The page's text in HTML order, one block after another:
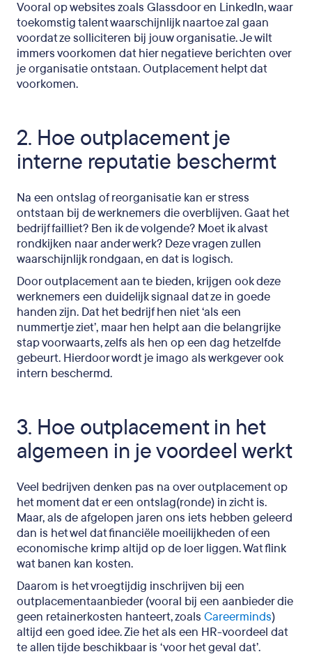
Vooral op websites zoals Glassdoor en LinkedIn, waar
toekomstig talent waarschijnlijk naartoe zal gaan
voordat ze solliciteren bij jouw organisatie. Je wilt
immers voorkomen dat hier negatieve berichten over
je organisatie ontstaan. Outplacement helpt dat
voorkomen.
2. Hoe outplacement je
interne reputatie beschermt
Na een ontslag of reorganisatie kan er stress
ontstaan bij de werknemers die overblijven. Gaat het
bedrijf failliet? Ben ik de volgende? Moet ik alvast
rondkijken naar ander werk? Deze vragen zullen
waarschijnlijk rondgaan, en dat is logisch.
Door outplacement aan te bieden, krijgen ook deze
werknemers een duidelijk signaal dat ze in goede
handen zijn. Dat het bedrijf hen niet ‘als een
nummertje ziet’, maar hen helpt aan die belangrijke
stap voorwaarts, zelfs als hen op een dag hetzelfde
gebeurt. Hierdoor wordt je imago als werkgever ook
intern beschermd.
3. Hoe outplacement in het
algemeen in je voordeel werkt
Veel bedrijven denken pas na over outplacement op
het moment dat er een ontslag(ronde) in zicht is.
Maar, als de afgelopen jaren ons iets hebben geleerd
dan is het wel dat financiële moeilijkheden of een
economische krimp altijd op de loer liggen. Wat flink
wat banen kan kosten.
Daarom is het vroegtijdig inschrijven bij een
outplacementaanbieder (vooral bij een aanbieder die
geen retainerkosten hanteert, zoals Careerminds)
altijd een goed idee. Zie het als een HR-voordeel dat
te allen tijde beschikbaar is ‘voor het geval dat’.